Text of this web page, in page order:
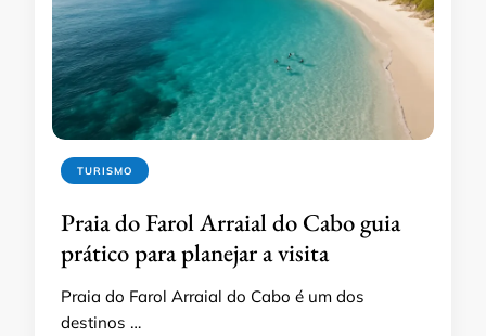
TURISMO
Praia do Farol Arraial do Cabo guia
prático para planejar a visita
Praia do Farol Arraial do Cabo é um dos
destinos …